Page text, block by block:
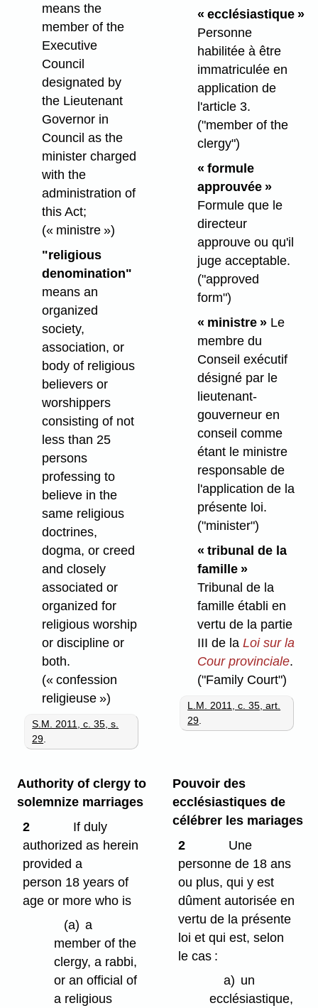
means the
member of the
Executive
Council
designated by
the Lieutenant
Governor in
Council as the
minister charged
with the
administration of
this Act;
(« ministre »)
"religious
denomination"
means an
organized
society,
association, or
body of religious
believers or
worshippers
consisting of not
less than 25
persons
professing to
believe in the
same religious
doctrines,
dogma, or creed
and closely
associated or
organized for
religious worship
or discipline or
both.
(« confession
religieuse »)
S.M. 2011, c. 35, s.
29
« ecclésiastique »
Personne
habilitée à être
immatriculée en
application de
l'article 3.
("member of the
clergy")
« formule
approuvée »
Formule que le
directeur
approuve ou qu'il
juge acceptable.
("approved
form")
« ministre »Le
membre du
Conseil exécutif
désigné par le
lieutenant-
gouverneur en
conseil comme
étant le ministre
responsable de
l'application de la
présente loi.
("minister")
« tribunal de la
famille »
Tribunal de la
famille établi en
vertu de la partie
III de la Loi sur la
Cour provinciale.
("Family Court")
L.M. 2011, c. 35, art.
29
Authority of clergy to
solemnize marriages
2
If duly
authorized as herein
provided a
person 18 years of
age or more who is
(a) a
member of the
clergy, a rabbi,
or an official of
a religious
Pouvoir des
ecclésiastiques de
célébrer les mariages
2
Une
personne de 18 ans
ou plus, qui y est
dûment autorisée en
vertu de la présente
loi et qui est, selon
le cas :
a) un
ecclésiastique,